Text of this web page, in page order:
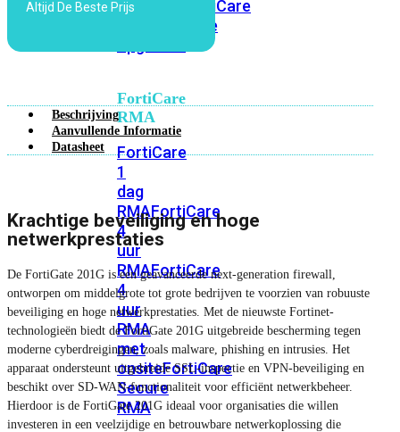
Premium
FortiCare
FortiCare
FortiCare
RMA
FortiCare
1
dag
RMAFortiCare
4
uur
RMAFortiCare
4
uur
RMA
met
onsiteFortiCare
Secure
RMA
Altijd De Beste Prijs
Beschrijving
Aanvullende Informatie
Datasheet
Krachtige beveiliging en hoge
netwerkprestaties
De FortiGate 201G is een geavanceerde next-generation firewall,
ontworpen om middelgrote tot grote bedrijven te voorzien van robuuste
beveiliging en hoge netwerkprestaties. Met de nieuwste Fortinet-
technologieën biedt de FortiGate 201G uitgebreide bescherming tegen
moderne cyberdreigingen, zoals malware, phishing en intrusies. Het
apparaat ondersteunt uitgebreide SSL-inspectie en VPN-beveiliging en
beschikt over SD-WAN-functionaliteit voor efficiënt netwerkbeheer.
Hierdoor is de FortiGate 201G ideaal voor organisaties die willen
investeren in een veelzijdige en betrouwbare netwerkoplossing die